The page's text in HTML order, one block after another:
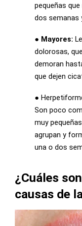
pequeñas
dos semanas
● Mayores:
dolorosas,
demoran
que dejen
●
Son poco
muy
agrupan y
una o dos
¿Cuáles
causas de